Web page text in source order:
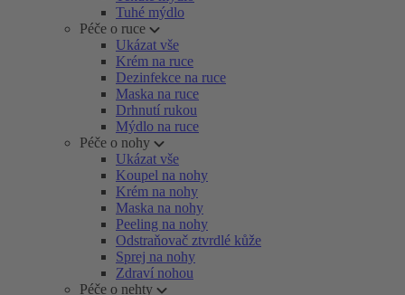
Tuhé mýdlo
Péče o ruce
Ukázat vše
Krém na ruce
Dezinfekce na ruce
Maska na ruce
Drhnutí rukou
Mýdlo na ruce
Péče o nohy
Ukázat vše
Koupel na nohy
Krém na nohy
Maska na nohy
Peeling na nohy
Odstraňovač ztvrdlé kůže
Sprej na nohy
Zdraví nohou
Péče o nehty